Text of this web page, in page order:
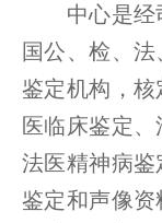
中心是经司
国公、检、
鉴定机构，
医临床鉴定、
法医精神病
鉴定和声像